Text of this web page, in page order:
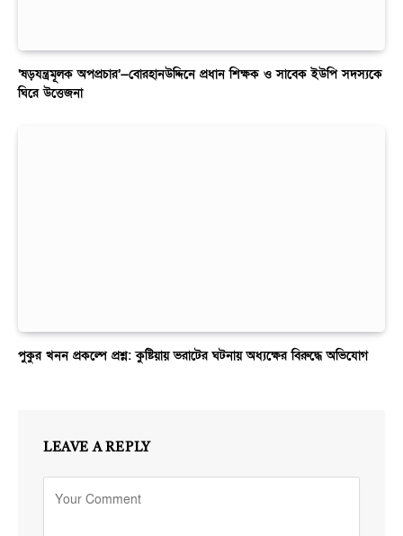
‘ষড়যন্ত্রমূলক অপপ্রচার’—বোরহানউদ্দিনে প্রধান শিক্ষক ও সাবেক ইউপি সদস্যকে
ঘিরে উত্তেজনা
পুকুর খনন প্রকল্পে প্রশ্ন: কুষ্টিয়ায় ভরাটের ঘটনায় অধ্যক্ষের বিরুদ্ধে অভিযোগ
LEAVE A REPLY